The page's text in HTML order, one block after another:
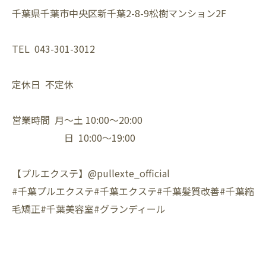
千葉県千葉市中央区新千葉2-8-9松樹マンション2F⁡
TEL 043-301-3012⁡
定休日 不定休⁡
営業時間 月〜土 10:00〜20:00⁡
日 10:00〜19:00⁡
【プルエクステ】@pullexte_official⁡
⁡#千葉プルエクステ#千葉エクステ#千葉髪質改善#千葉縮
毛矯正#千葉美容室#グランディール